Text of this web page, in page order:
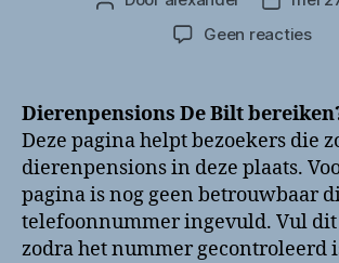
Geen reactiesop
Bilt
en
Dierenpensions De Bilt
Deze pagina helpt bezoekers die
dierenpensions in deze plaats.
pagina is nog geen betrouwbaar
telefoonnummer ingevuld. Vul
zodra het nummer gecontroleerd